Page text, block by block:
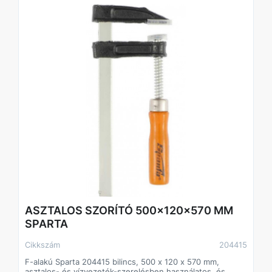
biztonságosan illeszkedik a kézbe.
ASZTALOS SZORÍTÓ 500x120x570 MM
SPARTA
Cikkszám
204415
F-alakú Sparta 204415 bilincs, 500 x 120 x 570 mm,